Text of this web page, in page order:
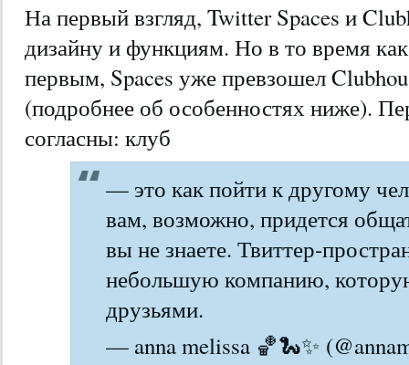
На первый взгляд, Twitter Spaces и
дизайну и функциям. Но в то время
первым, Spaces уже превзошел
(подробнее об особенностях ниже).
согласны: клуб
— это как пойти к другому
вам, возможно, придется
вы не знаете. Твиттер-
небольшую компанию,
друзьями.
— anna melissa 🏀🐍✨